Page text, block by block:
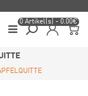
0 Artikel(s) - 0.00€